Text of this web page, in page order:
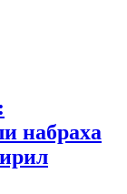
набраха